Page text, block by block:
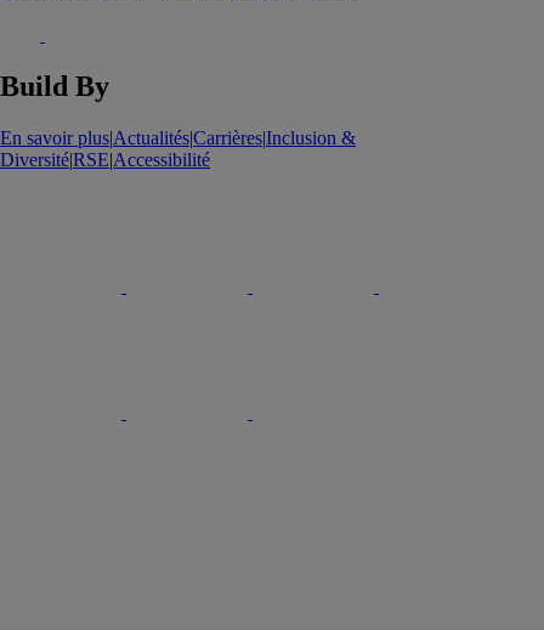
Build By
En savoir plus|Actualités|Carrières|Inclusion &
Diversité|RSE|Accessibilité